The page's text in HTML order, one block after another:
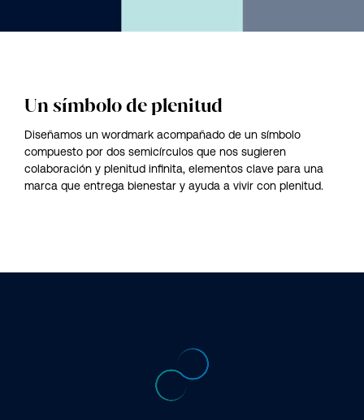
Un símbolo de plenitud
Diseñamos un wordmark acompañado de un símbolo
compuesto por dos semicírculos que nos sugieren
colaboración y plenitud infinita, elementos clave para una
marca que entrega bienestar y ayuda a vivir con plenitud.